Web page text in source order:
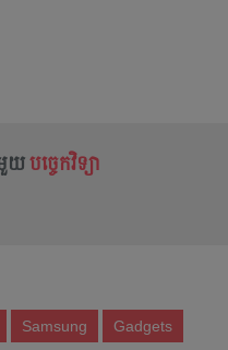
មួយ បច្ចេកវិទ្យា
Samsung Gadgets